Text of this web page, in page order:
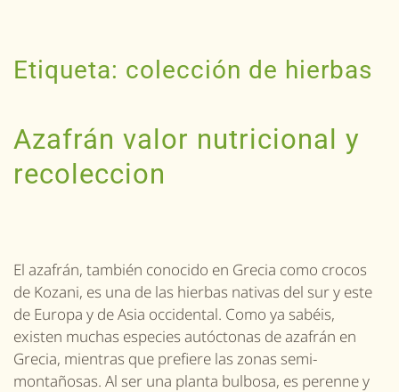
Etiqueta: colección de hierbas
Azafrán valor nutricional y
recoleccion
El azafrán, también conocido en Grecia como crocos
de Kozani, es una de las hierbas nativas del sur y este
de Europa y de Asia occidental. Como ya sabéis,
existen muchas especies autóctonas de azafrán en
Grecia, mientras que prefiere las zonas semi-
montañosas. Al ser una planta bulbosa, es perenne y